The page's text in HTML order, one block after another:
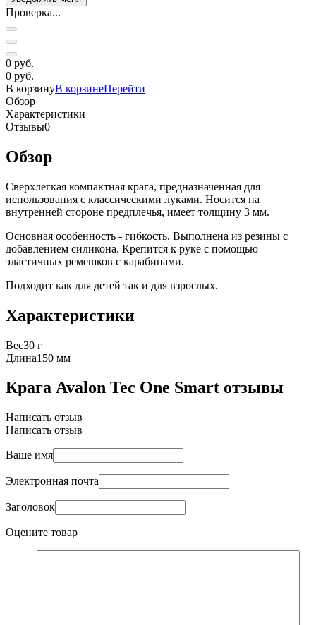
Проверка...
0 руб.
0 руб.
В корзинуВ корзинеПерейти
Обзор
Характеристики
Отзывы0
Обзор
Сверхлегкая компактная крага, предназначенная для
использования с классическими луками. Носится на
внутренней стороне предплечья, имеет толщину 3 мм.
Основная особенность - гибкость. Выполнена из резины с
добавлением силикона. Крепится к руке с помощью
эластичных ремешков с карабинами.
Подходит как для детей так и для взрослых.
Характеристики
Вес30 г
Длина150 мм
Крага Avalon Tec One Smart отзывы
Написать отзыв
Написать отзыв
Ваше имя
Электронная почта
Заголовок
Оцените товар